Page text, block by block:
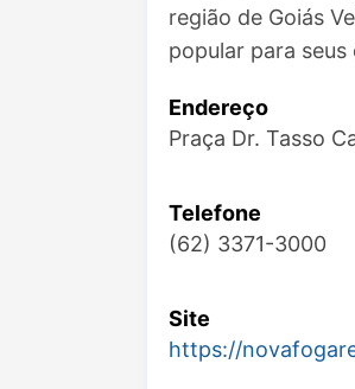
região de Goiás
popular para seus
Endereço
Praça Dr. Tasso
Telefone
(62) 3371-3000
Site
https://